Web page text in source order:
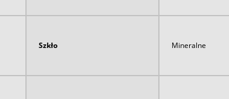
Szkło Mineralne